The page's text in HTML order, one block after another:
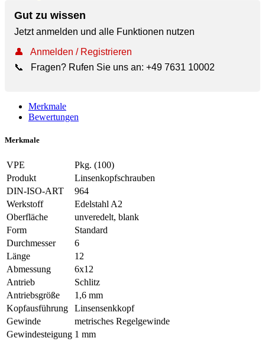
Gut zu wissen
Jetzt anmelden und alle Funktionen nutzen
👤
Anmelden / Registrieren
📞
Fragen? Rufen Sie uns an: +49 7631 10002
Merkmale
Bewertungen
Merkmale
VPE
Pkg. (100)
Produkt
Linsenkopfschrauben
DIN-ISO-ART
964
Werkstoff
Edelstahl A2
Oberfläche
unveredelt, blank
Form
Standard
Durchmesser
6
Länge
12
Abmessung
6x12
Antrieb
Schlitz
Antriebsgröße
1,6 mm
Kopfausführung
Linsensenkkopf
Gewinde
metrisches Regelgewinde
Gewindesteigung 1 mm